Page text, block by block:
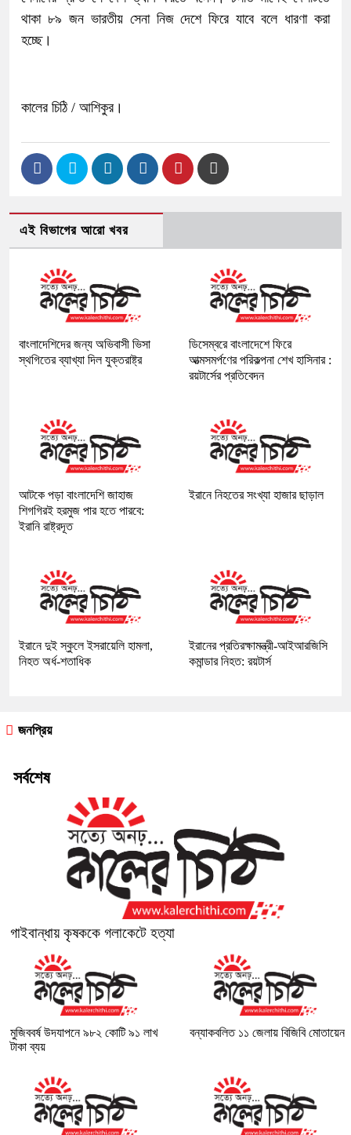
থাকা ৮৯ জন ভারতীয় সেনা নিজ দেশে ফিরে যাবে বলে ধারণা করা
হচ্ছে।
কালের চিঠি / আশিকুর।
এই বিভাগের আরো খবর
বাংলাদেশিদের জন্য অভিবাসী ভিসা
স্থগিতের ব্যাখ্যা দিল যুক্তরাষ্ট্র
ডিসেম্বরে বাংলাদেশে ফিরে
আত্মসমর্পণের পরিকল্পনা শেখ হাসিনার :
রয়টার্সের প্রতিবেদন
আটকে পড়া বাংলাদেশি জাহাজ
শিগগিরই হরমুজ পার হতে পারবে:
ইরানি রাষ্ট্রদূত
ইরানে নিহতের সংখ্যা হাজার ছাড়াল
ইরানে দুই স্কুলে ইসরায়েলি হামলা,
নিহত অর্ধ-শতাধিক
ইরানের প্রতিরক্ষামন্ত্রী-আইআরজিসি
কমান্ডার নিহত: রয়টার্স
জনপ্রিয়
সর্বশেষ
গাইবান্ধায় কৃষককে গলাকেটে হত্যা
মুজিববর্ষ উদযাপনে ৯৮২ কোটি ৯১ লাখ
টাকা ব্যয়
বন্যাকবলিত ১১ জেলায় বিজিবি মোতায়েন